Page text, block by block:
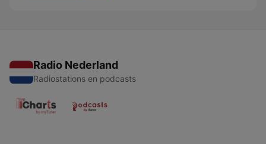
Radio Nederland
Radiostations en podcasts